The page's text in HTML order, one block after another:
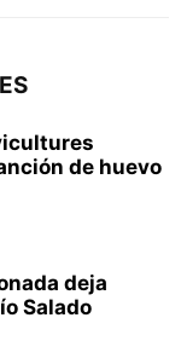
de huevo
deja
Salado